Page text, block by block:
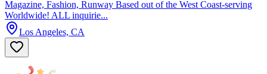
Magazine, Fashion, Runway Based out of the West Coast-serving
Worldwide! ALL inquirie...
Los Angeles, CA